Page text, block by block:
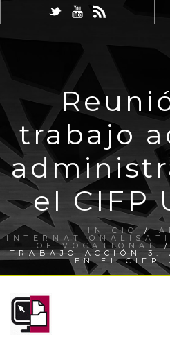
trabajo
el CIFP
INICIO /
OF VOCATIONAL/
TRABAJO ACCIÓN 3:
EN EL CIFP